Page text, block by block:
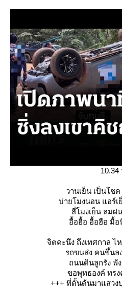
10.34
วานเย็น เป็นโช
บ่ายโมงนอน แอร์เ
สี่โมงเย็น ลมฝ
อื้อฮื้อ อื้อฮือ มื้
จิตคะนึง ถึงเทศกาล ไ
รถขนส่ง คนขึ้น
ถนนดินลูกรัง พั
ขอพุทธองค์ ทร
+++ ที่ดั้นด้นมาแสวง